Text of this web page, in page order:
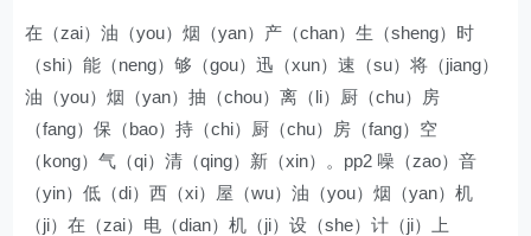
在（zai）油（you）烟（yan）产（chan）生（sheng）时
（shi）能（neng）够（gou）迅（xun）速（su）将（jiang）
油（you）烟（yan）抽（chou）离（li）厨（chu）房
（fang）保（bao）持（chi）厨（chu）房（fang）空
（kong）气（qi）清（qing）新（xin）。pp2 噪（zao）音
（yin）低（di）西（xi）屋（wu）油（you）烟（yan）机
（ji）在（zai）电（dian）机（ji）设（she）计（ji）上